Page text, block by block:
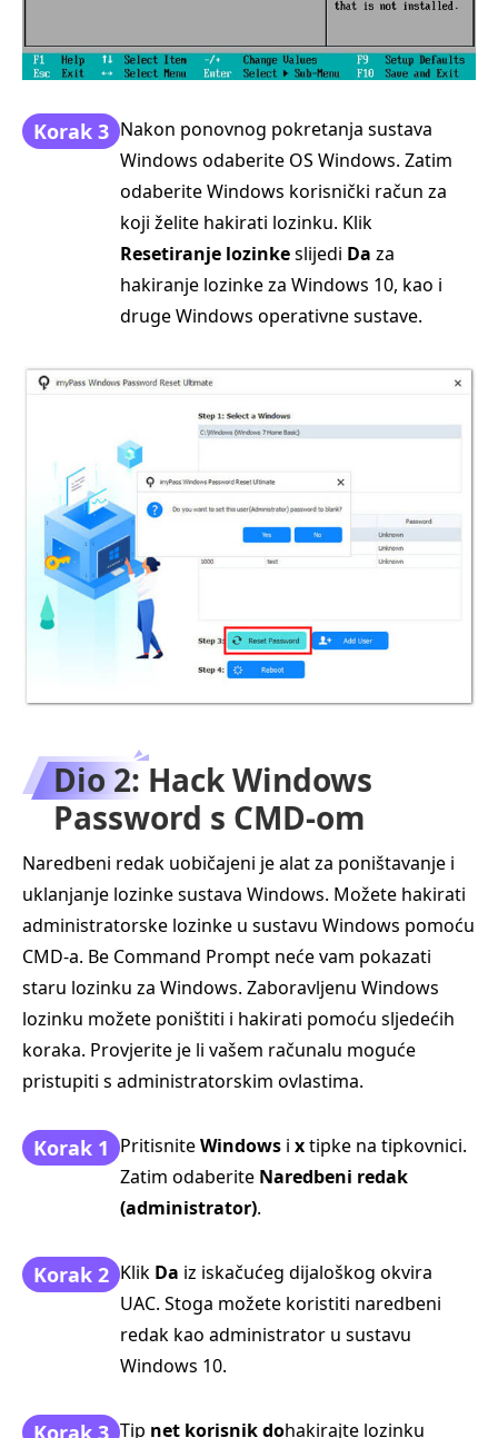
Korak 3 Nakon ponovnog pokretanja sustava
Windows odaberite OS Windows. Zatim
odaberite Windows korisnički račun za
koji želite hakirati lozinku. Klik
Resetiranje lozinkeslijedi Da za
hakiranje lozinke za Windows 10, kao i
druge Windows operativne sustave.
Dio 2: Hack Windows
Password s CMD-om
Naredbeni redak uobičajeni je alat za poništavanje i
uklanjanje lozinke sustava Windows. Možete hakirati
administratorske lozinke u sustavu Windows pomoću
CMD-a. Be Command Prompt neće vam pokazati
staru lozinku za Windows. Zaboravljenu Windows
lozinku možete poništiti i hakirati pomoću sljedećih
koraka. Provjerite je li vašem računalu moguće
pristupiti s administratorskim ovlastima.
Korak 1 PritisniteWindows i xtipke na tipkovnici.
Zatim odaberite Naredbeni redak
(administrator).
Korak 2 Klik Da iz iskačućeg dijaloškog okvira
UAC. Stoga možete koristiti naredbeni
redak kao administrator u sustavu
Windows 10.
Tip net korisnik dohakirajte lozinku